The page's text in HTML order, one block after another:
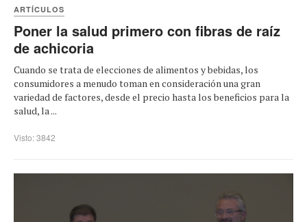
ARTÍCULOS
Poner la salud primero con fibras de raíz
de achicoria
Cuando se trata de elecciones de alimentos y bebidas, los
consumidores a menudo toman en consideración una gran
variedad de factores, desde el precio hasta los beneficios para la
salud, la ...
Visto: 3842